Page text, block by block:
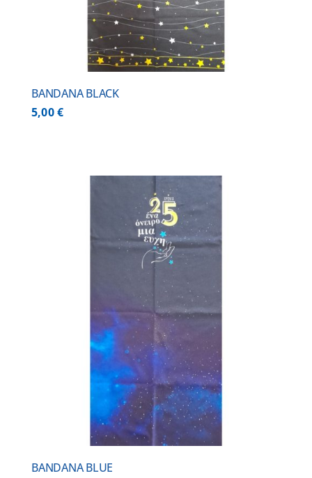
BANDANA BLACK
5,00€
BANDANA BLUE